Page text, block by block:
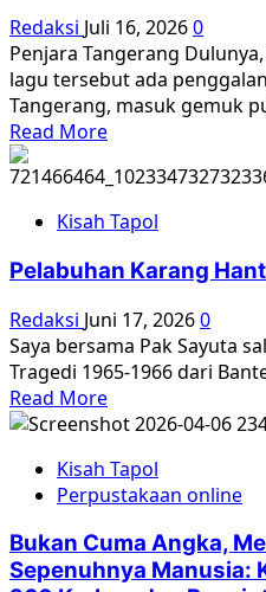
Proyek
Sawah
Luhur
ARSITEKTUR
GOR
MAULANA
YUSUF
SERANG,
BANTEN
Redaksi Juli 16, 20260
Penjara Tangerang
lagu tersebut ada
Tangerang, masuk gemuk
Read MoreRead
about
Kisah
Siksa,
Kerja
Paksa
dan
Lagu
Cinta
65
Penjara
(Rumah
Chusus)
Tangerang
Kisah Tapol
Pelabuhan Karang
Redaksi Juni 17, 20260
Saya bersama Pak Sayuta
Tragedi 1965-1966 dari
Read MoreRead
more
Pelabuhan
Karang
Serang
Banten
Kisah Tapol
Perpustakaan online
Bukan Cuma Angka,
Sepenuhnya Manusia: